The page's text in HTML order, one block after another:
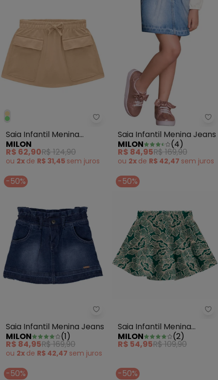
Milon - Saia Infantil Menina
Saia Infantil Menina
Básica Bege
MILON
R$ 62,90R$ 124,90
ou 2x de R$ 31,45 sem juros
Saia Infantil Menina Jeans
MILON
(4)
R$ 84,95R$ 169,90
ou 2x de R$ 42,47 sem juros
-50%
Milon - Saia Infantil Menina
Saia Infantil Menina Jeans
MILON
(1)
R$ 84,95R$ 169,90
ou 2x de R$ 42,47 sem juros
-50%
Saia Infantil Menina
Flores Verde
MILON (2)
R$ 54,95R$ 109,90
-50% -50%